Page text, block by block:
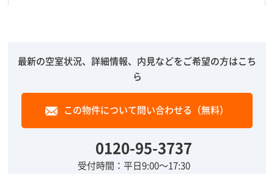
最新の空室状況、詳細情報、内見などをご希望の方はこち
ら
この物件について問い合わせる（無料）
0120-95-3737
受付時間：平日9:00～17:30